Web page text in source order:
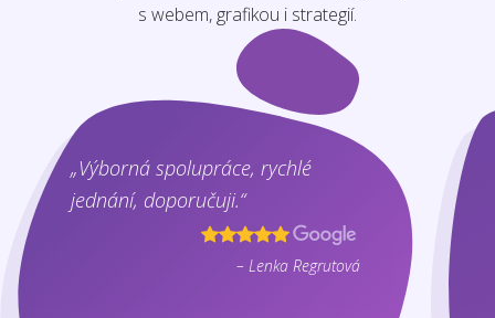
s webem, grafikou i strategií.
„Výborná spolupráce, rychlé
jednání, doporučuji.“
– Lenka Regrutová